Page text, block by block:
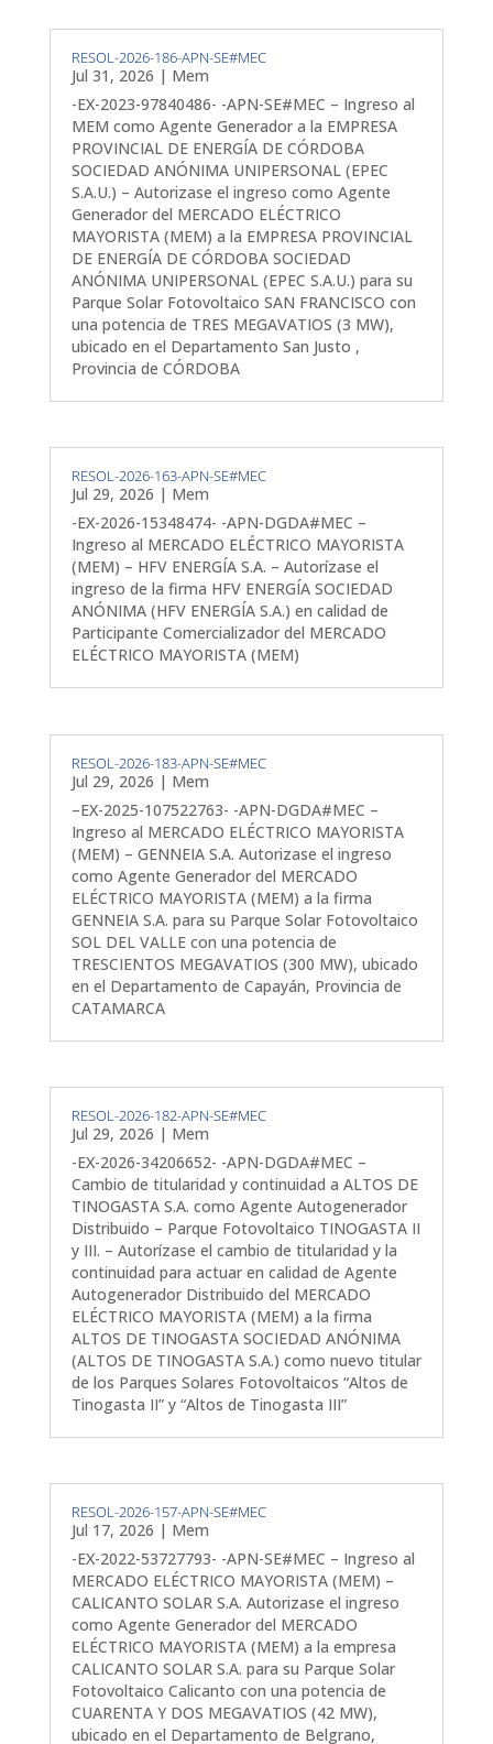
RESOL-2026-186-APN-SE#MEC
Jul 31, 2026 | Mem
-EX-2023-97840486- -APN-SE#MEC – Ingreso al
MEM como Agente Generador a la EMPRESA
PROVINCIAL DE ENERGÍA DE CÓRDOBA
SOCIEDAD ANÓNIMA UNIPERSONAL (EPEC
S.A.U.) – Autorizase el ingreso como Agente
Generador del MERCADO ELÉCTRICO
MAYORISTA (MEM) a la EMPRESA PROVINCIAL
DE ENERGÍA DE CÓRDOBA SOCIEDAD
ANÓNIMA UNIPERSONAL (EPEC S.A.U.) para su
Parque Solar Fotovoltaico SAN FRANCISCO con
una potencia de TRES MEGAVATIOS (3 MW),
ubicado en el Departamento San Justo ,
Provincia de CÓRDOBA
RESOL-2026-163-APN-SE#MEC
Jul 29, 2026 | Mem
-EX-2026-15348474- -APN-DGDA#MEC –
Ingreso al MERCADO ELÉCTRICO MAYORISTA
(MEM) – HFV ENERGÍA S.A. – Autorízase el
ingreso de la firma HFV ENERGÍA SOCIEDAD
ANÓNIMA (HFV ENERGÍA S.A.) en calidad de
Participante Comercializador del MERCADO
ELÉCTRICO MAYORISTA (MEM)
RESOL-2026-183-APN-SE#MEC
Jul 29, 2026 | Mem
–EX-2025-107522763- -APN-DGDA#MEC –
Ingreso al MERCADO ELÉCTRICO MAYORISTA
(MEM) – GENNEIA S.A. Autorizase el ingreso
como Agente Generador del MERCADO
ELÉCTRICO MAYORISTA (MEM) a la firma
GENNEIA S.A. para su Parque Solar Fotovoltaico
SOL DEL VALLE con una potencia de
TRESCIENTOS MEGAVATIOS (300 MW), ubicado
en el Departamento de Capayán, Provincia de
CATAMARCA
RESOL-2026-182-APN-SE#MEC
Jul 29, 2026 | Mem
-EX-2026-34206652- -APN-DGDA#MEC –
Cambio de titularidad y continuidad a ALTOS DE
TINOGASTA S.A. como Agente Autogenerador
Distribuido – Parque Fotovoltaico TINOGASTA II
y III. – Autorízase el cambio de titularidad y la
continuidad para actuar en calidad de Agente
Autogenerador Distribuido del MERCADO
ELÉCTRICO MAYORISTA (MEM) a la firma
ALTOS DE TINOGASTA SOCIEDAD ANÓNIMA
(ALTOS DE TINOGASTA S.A.) como nuevo titular
de los Parques Solares Fotovoltaicos “Altos de
Tinogasta II” y “Altos de Tinogasta III”
RESOL-2026-157-APN-SE#MEC
Jul 17, 2026 | Mem
-EX-2022-53727793- -APN-SE#MEC – Ingreso al
MERCADO ELÉCTRICO MAYORISTA (MEM) –
CALICANTO SOLAR S.A. Autorizase el ingreso
como Agente Generador del MERCADO
ELÉCTRICO MAYORISTA (MEM) a la empresa
CALICANTO SOLAR S.A. para su Parque Solar
Fotovoltaico Calicanto con una potencia de
CUARENTA Y DOS MEGAVATIOS (42 MW),
ubicado en el Departamento de Belgrano,